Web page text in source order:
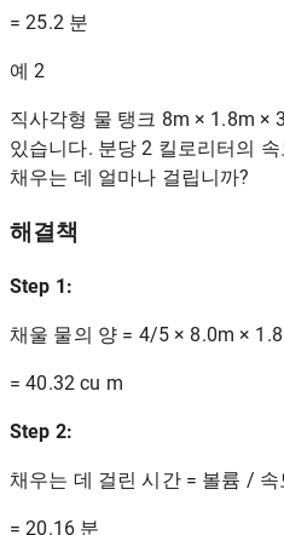
= 25.2 분
예 2
직사각형 물 탱크 8m × 1.8m ×
있습니다. 분당 2 킬로리터의
채우는 데 얼마나 걸립니까?
해결책
Step 1:
채울 물의 양 = 4/5 × 8.0m ×
= 40.32 cu m
Step 2:
채우는 데 걸린 시간 = 볼륨 /
= 20.16 분